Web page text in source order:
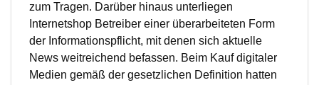
zum Tragen. Darüber hinaus unterliegen
Internetshop Betreiber einer überarbeiteten Form
der Informationspflicht, mit denen sich aktuelle
News weitreichend befassen. Beim Kauf digitaler
Medien gemäß der gesetzlichen Definition hatten